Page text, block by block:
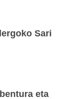
Sari
eta